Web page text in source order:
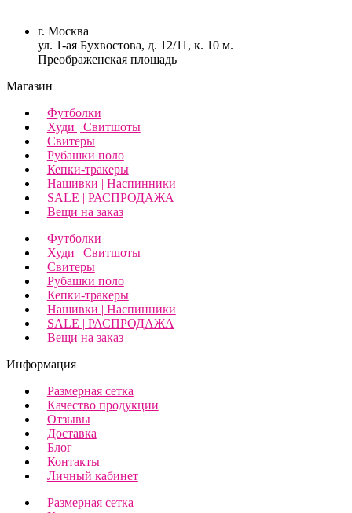
г. Москва
ул. 1-ая Бухвостова, д. 12/11, к. 10 м.
Преображенская площадь
Магазин
Футболки
Худи | Свитшоты
Свитеры
Рубашки поло
Кепки-тракеры
Нашивки | Наспинники
SALE | РАСПРОДАЖА
Вещи на заказ
Футболки
Худи | Свитшоты
Свитеры
Рубашки поло
Кепки-тракеры
Нашивки | Наспинники
SALE | РАСПРОДАЖА
Вещи на заказ
Информация
Размерная сетка
Качество продукции
Отзывы
Доставка
Блог
Контакты
Личный кабинет
Размерная сетка